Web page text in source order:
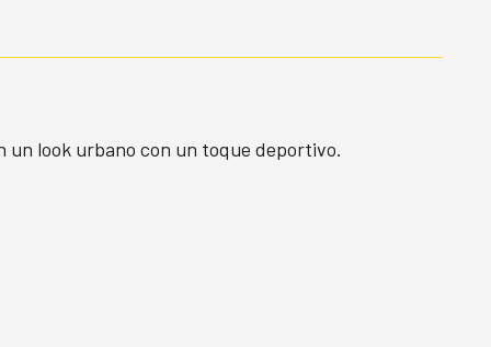
un look urbano con un toque deportivo.